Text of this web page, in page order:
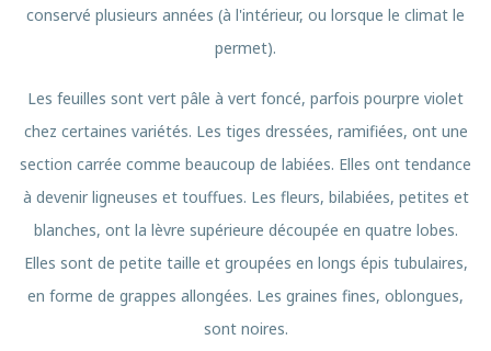
conservé plusieurs années (à l'intérieur, ou lorsque le climat le
permet).
Les feuilles sont vert pâle à vert foncé, parfois pourpre violet
chez certaines variétés. Les tiges dressées, ramifiées, ont une
section carrée comme beaucoup de labiées. Elles ont tendance
à devenir ligneuses et touffues. Les fleurs, bilabiées, petites et
blanches, ont la lèvre supérieure découpée en quatre lobes.
Elles sont de petite taille et groupées en longs épis tubulaires,
en forme de grappes allongées. Les graines fines, oblongues,
sont noires.